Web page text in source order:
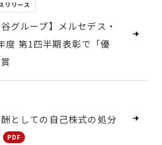
リリース
グループ】メルセデス・
度 第1四半期表彰で「優
としての自己株式の処分